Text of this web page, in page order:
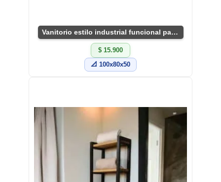
Vanitorio estilo industrial funcional para baño
$ 15.900
📐 100x80x50